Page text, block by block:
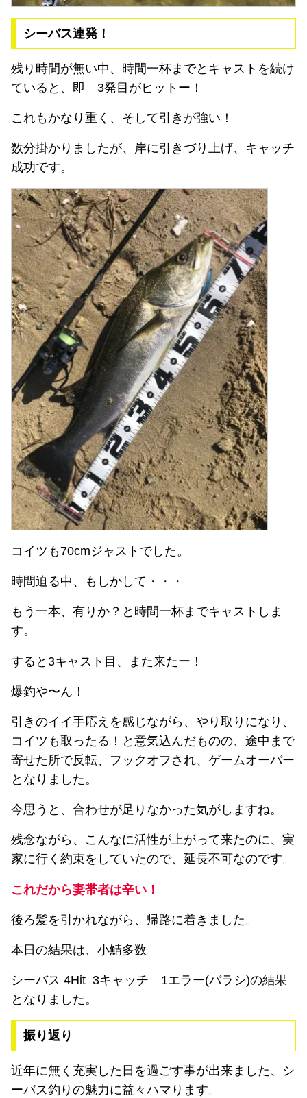
シーバス連発！
残り時間が無い中、時間一杯までとキャストを続け
ていると、即 3発目がヒットー！
これもかなり重く、そして引きが強い！
数分掛かりましたが、岸に引きづり上げ、キャッチ
成功です。
コイツも70cmジャストでした。
時間迫る中、もしかして・・・
もう一本、有りか？と時間一杯までキャストしま
す。
すると3キャスト目、また来たー！
爆釣や〜ん！
引きのイイ手応えを感じながら、やり取りになり、
コイツも取ったる！と意気込んだものの、途中まで
寄せた所で反転、フックオフされ、ゲームオーバー
となりました。
今思うと、合わせが足りなかった気がしますね。
残念ながら、こんなに活性が上がって来たのに、実
家に行く約束をしていたので、延長不可なのです。
これだから妻帯者は辛い！
後ろ髪を引かれながら、帰路に着きました。
本日の結果は、小鯖多数
シーバス 4Hit 3キャッチ 1エラー(バラシ)の結果
となりました。
振り返り
近年に無く充実した日を過ごす事が出来ました、シ
ーバス釣りの魅力に益々ハマります。